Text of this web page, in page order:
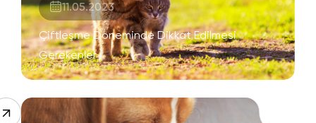
11.05.2023
Çiftleşme Döneminde Dikkat Edilmesi
Gerekenler